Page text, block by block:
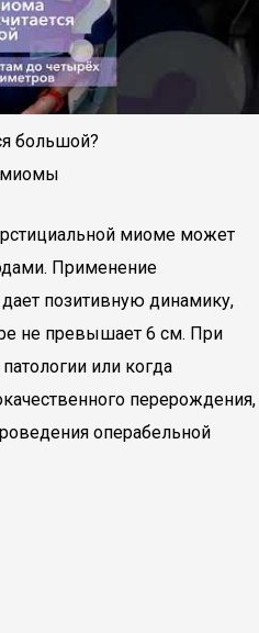
большой?
миомы
миоме может
Применение
позитивную динамику,
не превышает 6 см. При
или когда
перерождения,
операбельной